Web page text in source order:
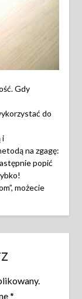
Gdy
do
i
na zgagę:
popić
możecie
*